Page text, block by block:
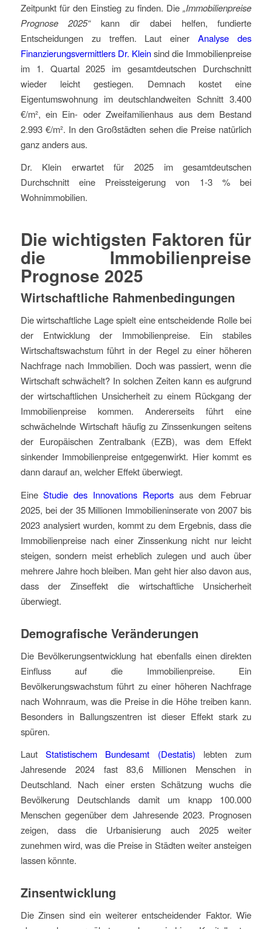
Zeitpunkt für den Einstieg zu finden. Die„Immobilienpreise
Prognose 2025“kann dir dabei helfen, fundierte
Entscheidungen zu treffen. Laut einerAnalyse des
Finanzierungsvermittlers Dr. Kleinsind die Immobilienpreise
im 1. Quartal 2025 im gesamtdeutschen Durchschnitt
wieder leicht gestiegen. Demnach kostet eine
Eigentumswohnung im deutschlandweiten Schnitt 3.400
€/m², ein Ein- oder Zweifamilienhaus aus dem Bestand
2.993 €/m². In den Großstädten sehen die Preise natürlich
ganz anders aus.
Dr. Klein erwartet für 2025 im gesamtdeutschen
Durchschnitt eine Preissteigerung von 1-3 % bei
Wohnimmobilien.
Die wichtigsten Faktoren für
die Immobilienpreise
Prognose 2025
Wirtschaftliche Rahmenbedingungen
Die wirtschaftliche Lage spielt eine entscheidende Rolle bei
der Entwicklung der Immobilienpreise. Ein stabiles
Wirtschaftswachstum führt in der Regel zu einer höheren
Nachfrage nach Immobilien. Doch was passiert, wenn die
Wirtschaft schwächelt? In solchen Zeiten kann es aufgrund
der wirtschaftlichen Unsicherheit zu einem Rückgang der
Immobilienpreise kommen. Andererseits führt eine
schwächelnde Wirtschaft häufig zu Zinssenkungen seitens
der Europäischen Zentralbank (EZB), was dem Effekt
sinkender Immobilienpreise entgegenwirkt. Hier kommt es
dann darauf an, welcher Effekt überwiegt.
EineStudie des Innovations Reportsaus dem Februar
2025, bei der 35 Millionen Immobilieninserate von 2007 bis
2023 analysiert wurden, kommt zu dem Ergebnis, dass die
Immobilienpreise nach einer Zinssenkung nicht nur leicht
steigen, sondern meist erheblich zulegen und auch über
mehrere Jahre hoch bleiben. Man geht hier also davon aus,
dass der Zinseffekt die wirtschaftliche Unsicherheit
überwiegt.
Demografische Veränderungen
Die Bevölkerungsentwicklung hat ebenfalls einen direkten
Einfluss auf die Immobilienpreise. Ein
Bevölkerungswachstum führt zu einer höheren Nachfrage
nach Wohnraum, was die Preise in die Höhe treiben kann.
Besonders in Ballungszentren ist dieser Effekt stark zu
spüren.
Laut Statistischem Bundesamt (Destatis) lebten zum
Jahresende 2024 fast 83,6 Millionen Menschen in
Deutschland. Nach einer ersten Schätzung wuchs die
Bevölkerung Deutschlands damit um knapp 100.000
Menschen gegenüber dem Jahresende 2023. Prognosen
zeigen, dass die Urbanisierung auch 2025 weiter
zunehmen wird, was die Preise in Städten weiter ansteigen
lassen könnte.
Zinsentwicklung
Die Zinsen sind ein weiterer entscheidender Faktor. Wie